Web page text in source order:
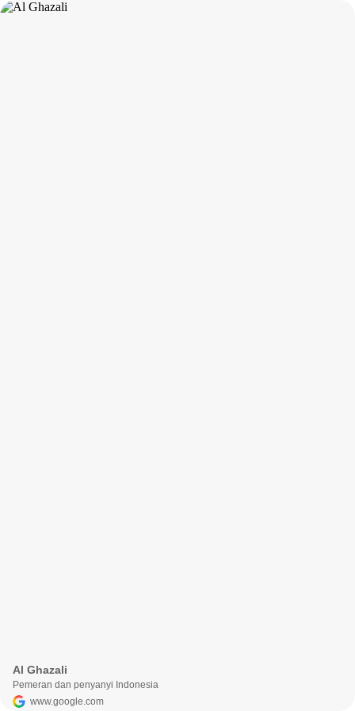
Al Ghazali
Pemeran dan penyanyi Indonesia
www.google.com